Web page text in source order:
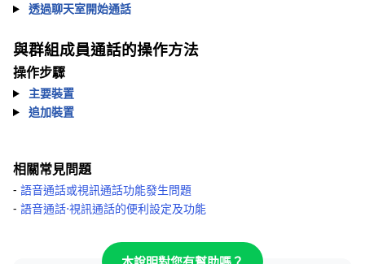
透過聊天室開始通話
與群組成員通話的操作方法
操作步驟
主要裝置
追加裝置
相關常見問題
- 語音通話或視訊通話功能發生問題
- 語音通話⋅視訊通話的便利設定及功能